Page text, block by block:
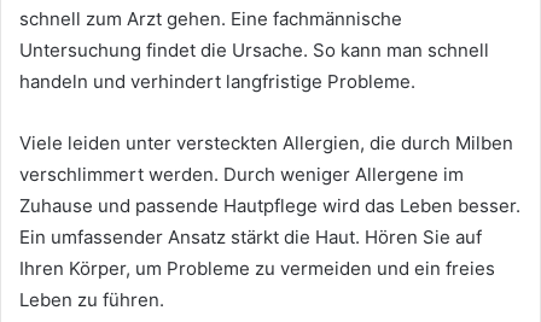
schnell zum Arzt gehen. Eine fachmännische
Untersuchung findet die Ursache. So kann man schnell
handeln und verhindert langfristige Probleme.
Viele leiden unter versteckten Allergien, die durch Milben
verschlimmert werden. Durch weniger Allergene im
Zuhause und passende Hautpflege wird das Leben besser.
Ein umfassender Ansatz stärkt die Haut. Hören Sie auf
Ihren Körper, um Probleme zu vermeiden und ein freies
Leben zu führen.